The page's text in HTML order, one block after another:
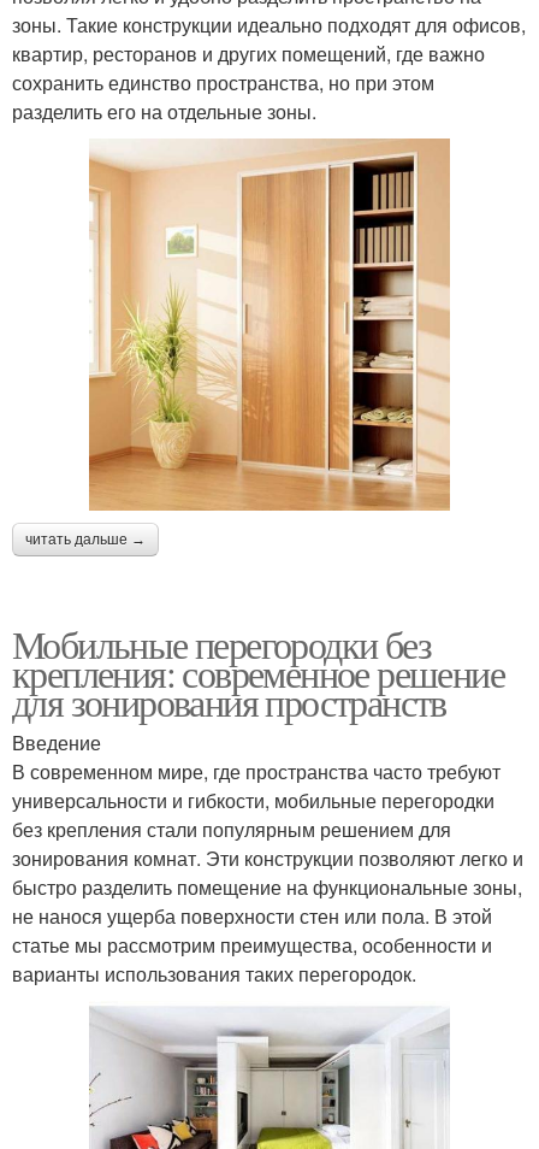
зоны. Такие конструкции идеально подходят для офисов,
квартир, ресторанов и других помещений, где важно
сохранить единство пространства, но при этом
разделить его на отдельные зоны.
читать дальше →
Мобильные перегородки без
крепления: современное решение
для зонирования пространств
Введение
В современном мире, где пространства часто требуют
универсальности и гибкости, мобильные перегородки
без крепления стали популярным решением для
зонирования комнат. Эти конструкции позволяют легко и
быстро разделить помещение на функциональные зоны,
не нанося ущерба поверхности стен или пола. В этой
статье мы рассмотрим преимущества, особенности и
варианты использования таких перегородок.